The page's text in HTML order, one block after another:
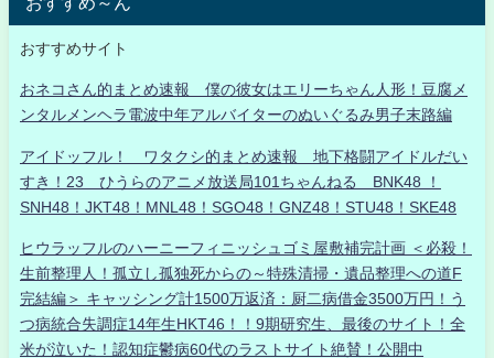
おすすめサイト
おネコさん的まとめ速報 僕の彼女はエリーちゃん人形！豆腐メ
ンタルメンヘラ電波中年アルバイターのぬいぐるみ男子末路編
アイドッフル！ ワタクシ的まとめ速報 地下格闘アイドルだい
すき！23 ひうらのアニメ放送局101ちゃんねる BNK48 ！
SNH48！JKT48！MNL48！SGO48！GNZ48！STU48！SKE48
ヒウラッフルのハーニーフィニッシュゴミ屋敷補完計画 ＜必殺！
生前整理人！孤立し孤独死からの～特殊清掃・遺品整理への道F
完結編＞ キャッシング計1500万返済：厨二病借金3500万円！う
つ病統合失調症14年生HKT46！！9期研究生、最後のサイト！全
米が泣いた！認知症鬱病60代のラストサイト絶賛！公開中